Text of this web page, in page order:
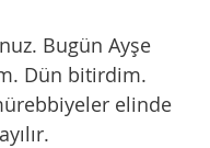
Dün bitirdim.